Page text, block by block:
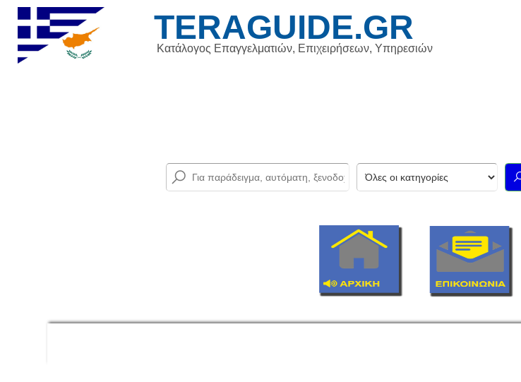
Κατάλογος Επαγγελματιών, Επιχειρήσεων, Υπηρεσιών
TERAGUIDE.GR